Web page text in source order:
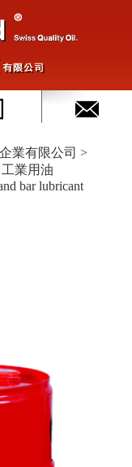
業有限公司 >
業用油
bar lubricant